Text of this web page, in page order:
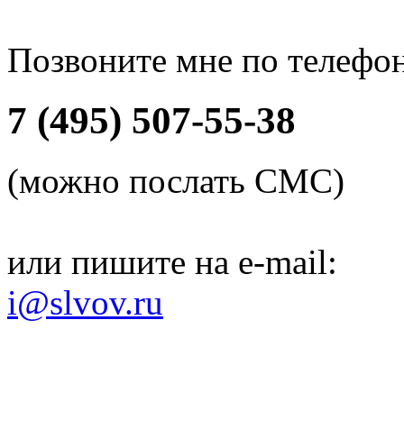
Позвоните мне по
7 (495) 507-55-38
(можно послать СМС)
или пишите на e-mail:
i@slvov.ru